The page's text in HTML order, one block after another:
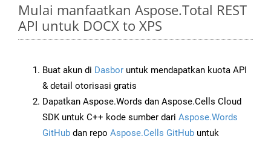
Mulai manfaatkan Aspose.Total REST
API untuk DOCX to XPS
Buat akun di Dasbor untuk mendapatkan kuota API
& detail otorisasi gratis
Dapatkan Aspose.Words dan Aspose.Cells Cloud
SDK untuk C++ kode sumber dari Aspose.Words
GitHub dan repo Aspose.Cells GitHub untuk